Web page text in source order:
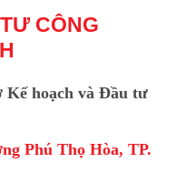
CÔNG
Kế hoạch và Đầu tư
Phú Thọ Hòa, TP.